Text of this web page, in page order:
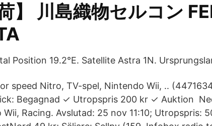
】 川島織物セルコン
Position 19.2°E. Satellite Astra 1N.
speed Nitro, TV-spel, Nintendo Wii, ..
Begagnad ✓ Utropspris 200 kr ✓ Auktion
Racing. Avslutad: 25 nov 11:10; Utropspris: